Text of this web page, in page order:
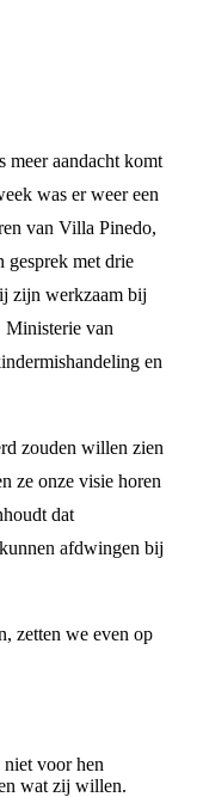
meer aandacht komt
was er weer een
van Villa Pinedo,
gesprek met drie
zijn werkzaam bij
Ministerie van
en
zouden willen zien
ze onze visie horen
dat
afdwingen bij
zetten we even op
voor hen
wat zij willen.